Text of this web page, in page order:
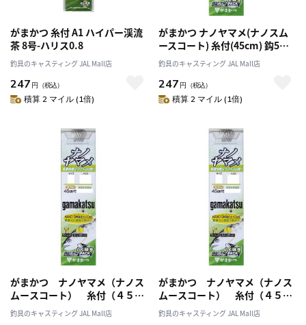
がまかつ 糸付 A1 ハイパー渓流
茶 8号-ハリス0.8
釣具のキャスティング JAL Mall店
247 円 （税込）
積算 2 マイル (1倍)
がまかつ ナノヤマメ(ナノスム
ースコート) 糸付(45cm) 鈎5号-
ハリス0.4号
釣具のキャスティング JAL Mall店
247 円 （税込）
積算 2 マイル (1倍)
がまかつ ナノヤマメ（ナノス
ムースコート） 糸付（４５ｃ
ｍ） 鈎６号－ハリス０．６号
釣具のキャスティング JAL Mall店
がまかつ ナノヤマメ（ナノス
ムースコート） 糸付（４５ｃ
ｍ） 鈎７号－ハリス０．６号
釣具のキャスティング JAL Mall店